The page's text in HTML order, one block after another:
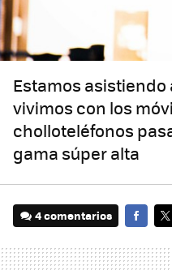
Estamos asistiendo
vivimos con los
cholloteléfonos
gama súper alta
4 comentarios